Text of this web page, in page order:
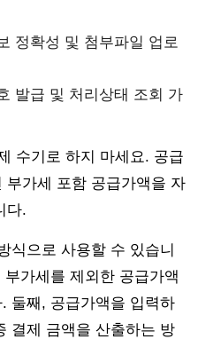
정확성 및 첨부파일 업로
발급 및 처리상태 조회 가
수기로 하지 마세요. 공급
부가세 포함 공급가액을 자
다.
식으로 사용할 수 있습니
가세를 제외한 공급가액
둘째, 공급가액을 입력하
결제 금액을 산출하는 방